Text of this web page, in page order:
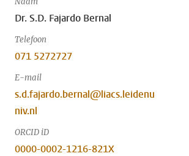
Dr. S.D. Fajardo Bernal
Telefoon
071 5272727
E-mail
s.d.fajardo.bernal@liacs.leidenu
niv.nl
ORCID iD
0000-0002-1216-821X